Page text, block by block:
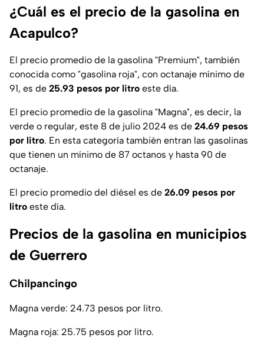
¿Cuál es el precio de la gasolina en
Acapulco?
El precio promedio de la gasolina "Premium", también
conocida como "gasolina roja", con octanaje mínimo de
91, es de 25.93 pesos por litro este día.
El precio promedio de la gasolina "Magna", es decir, la
verde o regular, este 8 de julio 2024 es de 24.69 pesos
por litro. En esta categoría también entran las gasolinas
que tienen un mínimo de 87 octanos y hasta 90 de
octanaje.
El precio promedio del diésel es de 26.09 pesos por
litro este día.
Precios de la gasolina en municipios
de Guerrero
Chilpancingo
Magna verde: 24.73 pesos por litro.
Magna roja: 25.75 pesos por litro.